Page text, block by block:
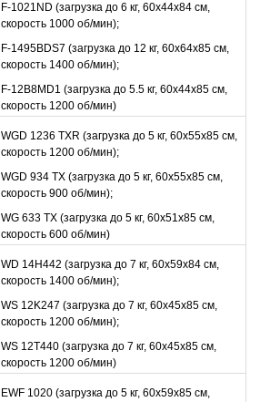
F-1021ND (загрузка до 6 кг, 60х44х84 см,
скорость 1000 об/мин);
F-1495BDS7 (загрузка до 12 кг, 60х64х85 см,
скорость 1400 об/мин);
F-12B8MD1 (загрузка до 5.5 кг, 60х44х85 см,
скорость 1200 об/мин)
WGD 1236 TXR (загрузка до 5 кг, 60х55х85 см,
скорость 1200 об/мин);
WGD 934 TX (загрузка до 5 кг, 60х55х85 см,
скорость 900 об/мин);
WG 633 TX (загрузка до 5 кг, 60х51х85 см,
скорость 600 об/мин)
WD 14H442 (загрузка до 7 кг, 60х59х84 см,
скорость 1400 об/мин);
WS 12K247 (загрузка до 7 кг, 60х45х85 см,
скорость 1200 об/мин);
WS 12T440 (загрузка до 7 кг, 60х45х85 см,
скорость 1200 об/мин)
EWF 1020 (загрузка до 5 кг, 60х59х85 см,